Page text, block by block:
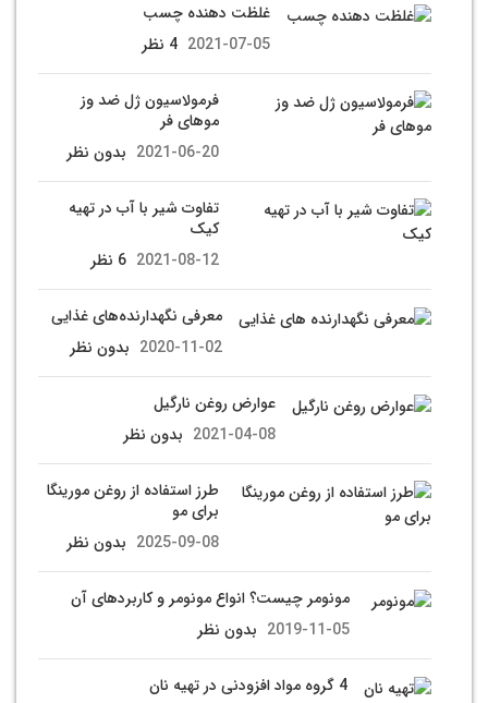
غلظت دهنده چسب
2021-07-05 4 نظر
فرمولاسیون ژل ضد وز
موهای فر
2021-06-20 بدون نظر
تفاوت شیر با آب در تهیه
کیک
2021-08-12 6 نظر
معرفی نگهدارنده‌های غذایی
2020-11-02 بدون نظر
عوارض روغن نارگیل
2021-04-08 بدون نظر
طرز استفاده از روغن مورینگا
برای مو
2025-09-08 بدون نظر
مونومر چیست؟ انواع مونومر و کاربردهای آن
2019-11-05 بدون نظر
4 گروه مواد افزودنی در تهیه نان